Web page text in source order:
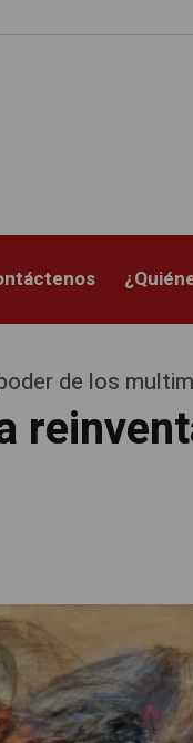
de los